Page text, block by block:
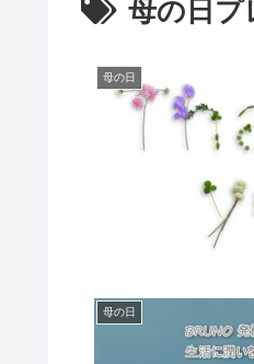
母の日プ
母の日
母の日